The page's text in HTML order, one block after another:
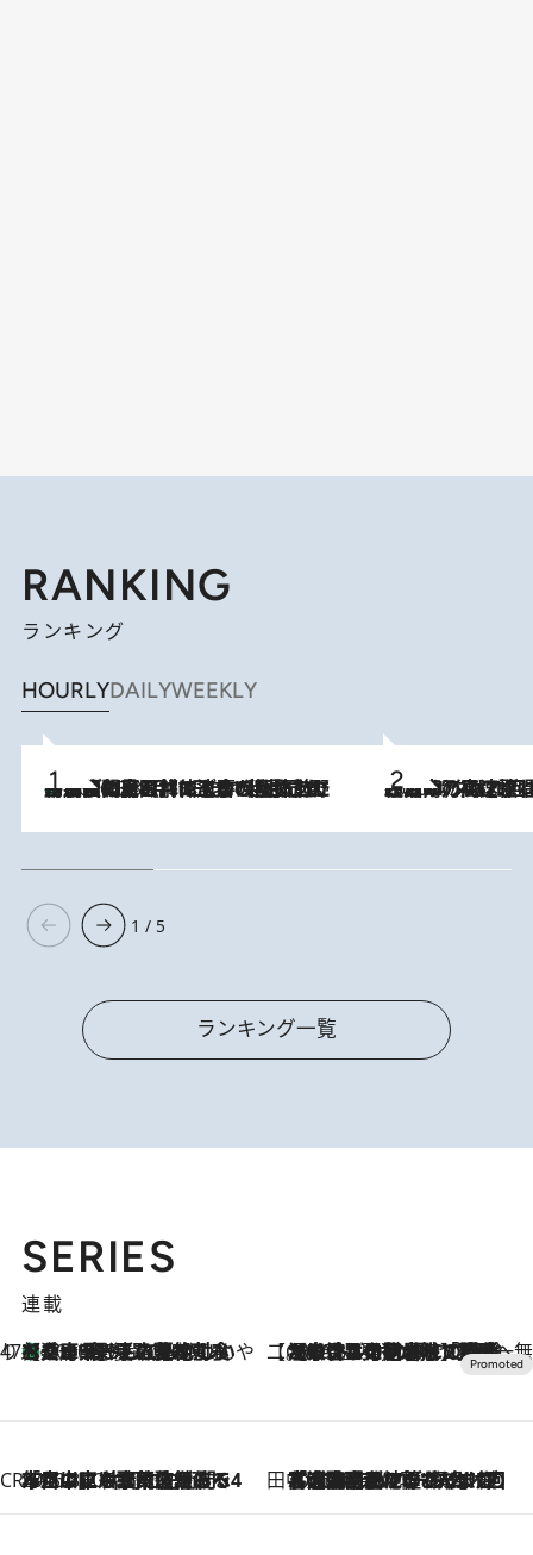
RANKING
ランキング
HOURLYDAILYWEEKLY
2026.8.8
「最後に見られてよかった」上野動物園の東園パンダ舎が解体前に特別公開。8月16日まで延長されたパネル展と共に辿る“半世紀”のパンダ飼育《解体工事の図面あり》 2026.8.7
「湘南乃風に憧れて」観客大盛上がりの“タオル回し”に、ラッパー顔負けの高速歌唱まで…さだまさし（74）のアグレッシブすぎる現在地
1 / 5
ランキング一覧
SERIES
連載
47都道府県の手みやげ ひんやりスイーツで夏を満喫
2026.8.8
【兵庫県】この夏絶対食べたい 冷やしておいしいおやつ3選 淡路島の恵みをジェラートに集約 【CREA×星野リゾート】唯一無二。癒しと発見が待つ場所へ
2026.8.7
【トンボの足水浴】ヒノキの香りに包まれて涼感マックス！約13℃の湧水かけ流しを避暑地「星野温泉 トンボの湯」で体験
CREA'S CHOICE
2026.8.7
「立川にも歌舞伎があるんだよ」 片岡仁左衛門・市川中車ら豪華座組みで4年目の立川立飛歌舞伎へ 田中稲の勝手に再ブーム
2026.8.7
「湘南乃風に憧れて」観客大盛上がりの“タオル回し”に、ラッパー顔負けの高速歌唱まで…さだまさし（74）のアグレッシブすぎる現在地